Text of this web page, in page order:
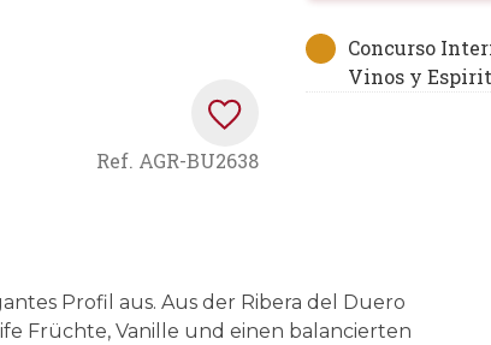
Ref. AGR-BU2638
Concurso
Vinos y
Profil aus. Aus der Ribera del Duero
Früchte, Vanille und einen balancierten